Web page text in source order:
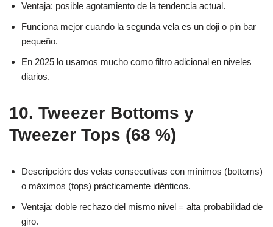
Ventaja: posible agotamiento de la tendencia actual.
Funciona mejor cuando la segunda vela es un doji o pin bar
pequeño.
En 2025 lo usamos mucho como filtro adicional en niveles
diarios.
10. Tweezer Bottoms y
Tweezer Tops (68 %)
Descripción: dos velas consecutivas con mínimos (bottoms)
o máximos (tops) prácticamente idénticos.
Ventaja: doble rechazo del mismo nivel = alta probabilidad de
giro.